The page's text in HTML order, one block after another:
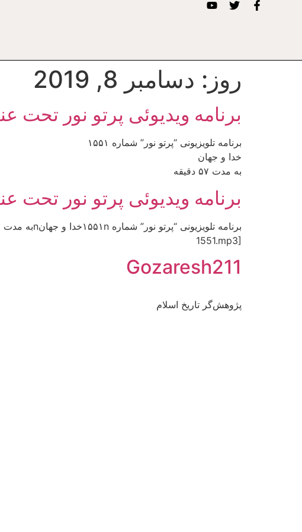
روز: دسامبر 8, 2019
برنامه ویدیوئى پرتو نور تحت
برنامه تلويزيونى “پرتو نور” شماره ۱۵۵۱
خدا و جهان
به مدت ۵۷ دقيقه
برنامه ویدیوئى پرتو نور تحت
1551.mp3]
Gozaresh211
پژوهش‌گر تاریخ اسلام